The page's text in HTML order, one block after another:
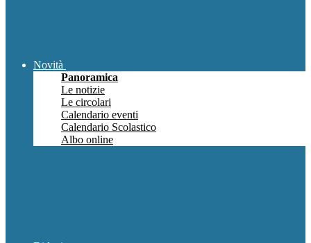
Novità
Panoramica
Le notizie
Le circolari
Calendario eventi
Calendario Scolastico
Albo online